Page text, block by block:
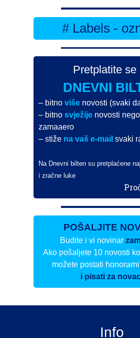
# Labels -
Pretplatite se
DNEVNI
– bitnoviše novosti (svaki
– bitnosvježije novosti
zamaaero
– stiže na vaš e-mail svaki
Na Dnevni bilten su pretplaćene
i zračne luke
POŠALJITE
Budite i vi novinar
Ako pošaljete 10 novosti
možete postati
i pisati za
Info